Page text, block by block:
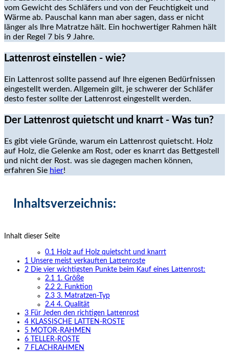
vom Gewicht des Schläfers und von der Feuchtigkeit und
Wärme ab. Pauschal kann man aber sagen, dass er nicht
länger als Ihre Matratze hält. Ein hochwertiger Rahmen hält
in der Regel 7 bis 9 Jahre.
Lattenrost einstellen - wie?
Ein Lattenrost sollte passend auf Ihre eigenen Bedürfnissen
eingestellt werden. Allgemein gilt, je schwerer der Schläfer
desto fester sollte der Lattenrost eingestellt werden.
Der Lattenrost quietscht und knarrt - Was tun?
Es gibt viele Gründe, warum ein Lattenrost quietscht. Holz
auf Holz, die Gelenke am Rost, oder es knarrt das Bettgestell
und nicht der Rost. was sie dagegen machen können,
erfahren Sie hier!
Inhaltsverzeichnis:
Inhalt dieser Seite
0.1
Holz auf Holz quietscht und knarrt
1
Unsere meist verkauften Lattenroste
2 Die vier wichtigsten Punkte beim Kauf eines Lattenrost:
2.1
1. Größe
2.2 2. Funktion
2.3 3. Matratzen-Typ
2.4 4. Qualität
3 Für Jeden den richtigen Lattenrost
4 KLASSISCHE LATTEN-ROSTE
5 MOTOR-RAHMEN
6 TELLER-ROSTE
7 FLACHRAHMEN